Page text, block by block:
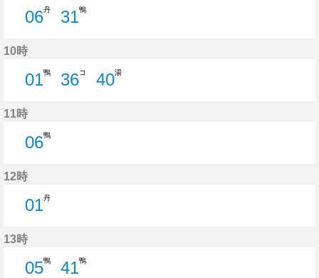
06丹
31鴨
10時
01鴨
36コ
40湯
11時
06鴨
12時
01丹
13時
05鴨
41鴨